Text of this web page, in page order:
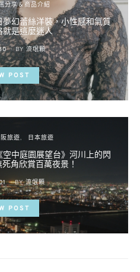
分享＆商品介紹
幻蕾絲洋裝，小性感和氣質
是這麼迷人
BY 流氓顆
POST
旅遊 日本旅遊
中庭園展望台》河川上的閃
角欣賞百萬夜景！
BY 流氓顆
POST